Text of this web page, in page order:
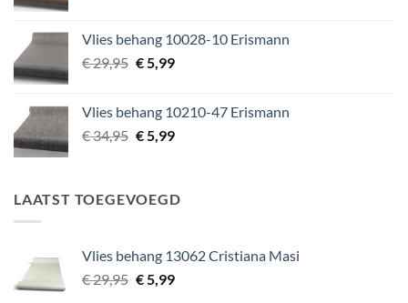
€ 29,95.€ 5,99.
Vlies behang 10028-10 Erismann
€29,95 Oorspronkelijke
€ 29,95.
€5,99Huidige
€ 5,99.
Vlies behang 10210-47 Erismann
€34,95 Oorspronkelijke
€ 34,95.
€5,99Huidige
€ 5,99.
LAATST TOEGEVOEGD
Vlies behang 13062 Cristiana Masi
€29,95 Oorspronkelijke
€5,99Huidige